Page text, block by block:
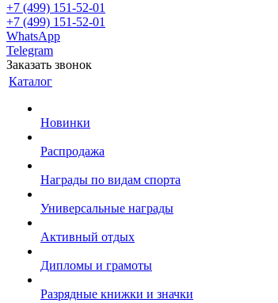
+7 (499) 151-52-01
+7 (499) 151-52-01
WhatsApp
Telegram
Заказать звонок
Каталог
Новинки
Распродажа
Награды по видам спорта
Универсальные награды
Активный отдых
Дипломы и грамоты
Разрядные книжки и значки